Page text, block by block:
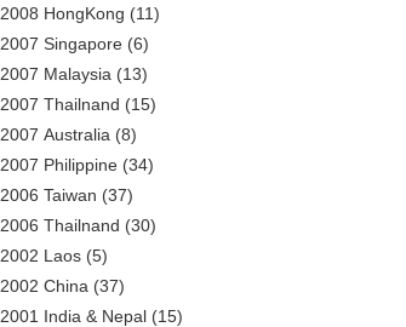
2008 HongKong (11)
2007 Singapore (6)
2007 Malaysia (13)
2007 Thailnand (15)
2007 Australia (8)
2007 Philippine (34)
2006 Taiwan (37)
2006 Thailnand (30)
2002 Laos (5)
2002 China (37)
2001 India & Nepal (15)